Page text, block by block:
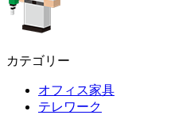
カテゴリー
オフィス家具
テレワーク